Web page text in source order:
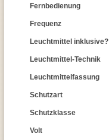
Fernbedienung
Frequenz
Leuchtmittel inklusive?
Leuchtmittel-Technik
Leuchtmittelfassung
Schutzart
Schutzklasse
Volt